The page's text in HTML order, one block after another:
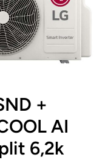
+
AI
6,2k